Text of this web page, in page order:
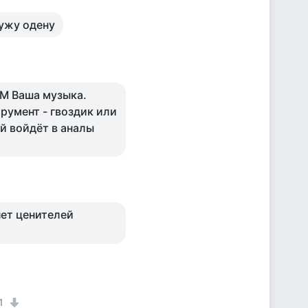
одену
Ваша музыка.
- гвоздик или
войдёт в аналы
ценителей
1